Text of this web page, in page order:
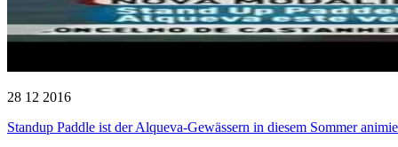
28 12 2016
Standup Paddle ist der Alqueva-Gewässern in diesem Sommer